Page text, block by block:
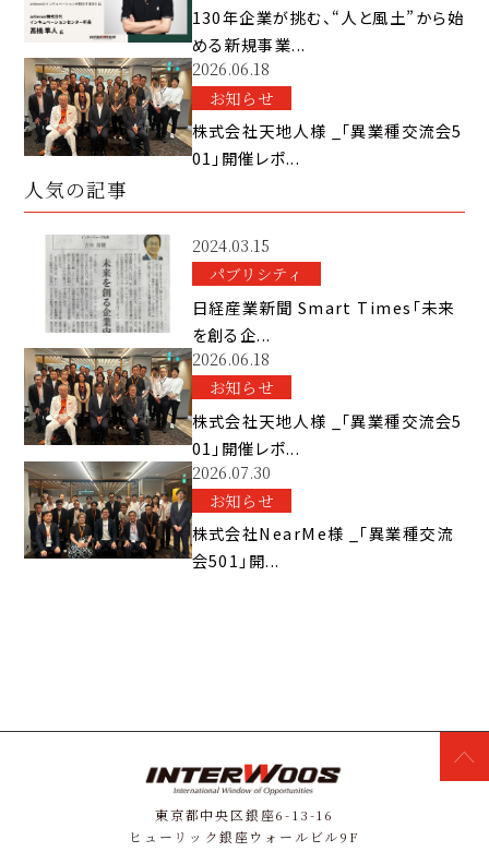
130年企業が挑む、“人と風土”から始
める新規事業...
2026.06.18
お知らせ
株式会社天地人様 _「異業種交流会5
01」開催レポ...
人気の記事
2024.03.15
パブリシティ
日経産業新聞 Smart Times「未来
を創る企...
2026.06.18
お知らせ
株式会社天地人様 _「異業種交流会5
01」開催レポ...
2026.07.30
お知らせ
株式会社NearMe様 _「異業種交流
会501」開...
東京都中央区銀座6-13-16
ヒューリック銀座ウォールビル9F